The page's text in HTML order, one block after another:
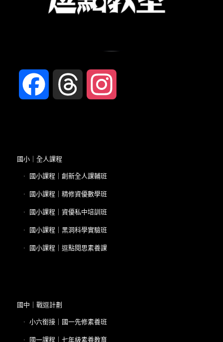
Facebook Threads
國小｜全人課程
國小課程｜創新全人課輔班
國小課程｜精修資優數學班
國小課程｜資優私中培訓班
國小課程｜黑洞科學實驗班
國小課程｜逗點閱思素養課
國中｜戰逗計劃
小六銜接｜國一先修素養班
國一課程｜七年級素養教育